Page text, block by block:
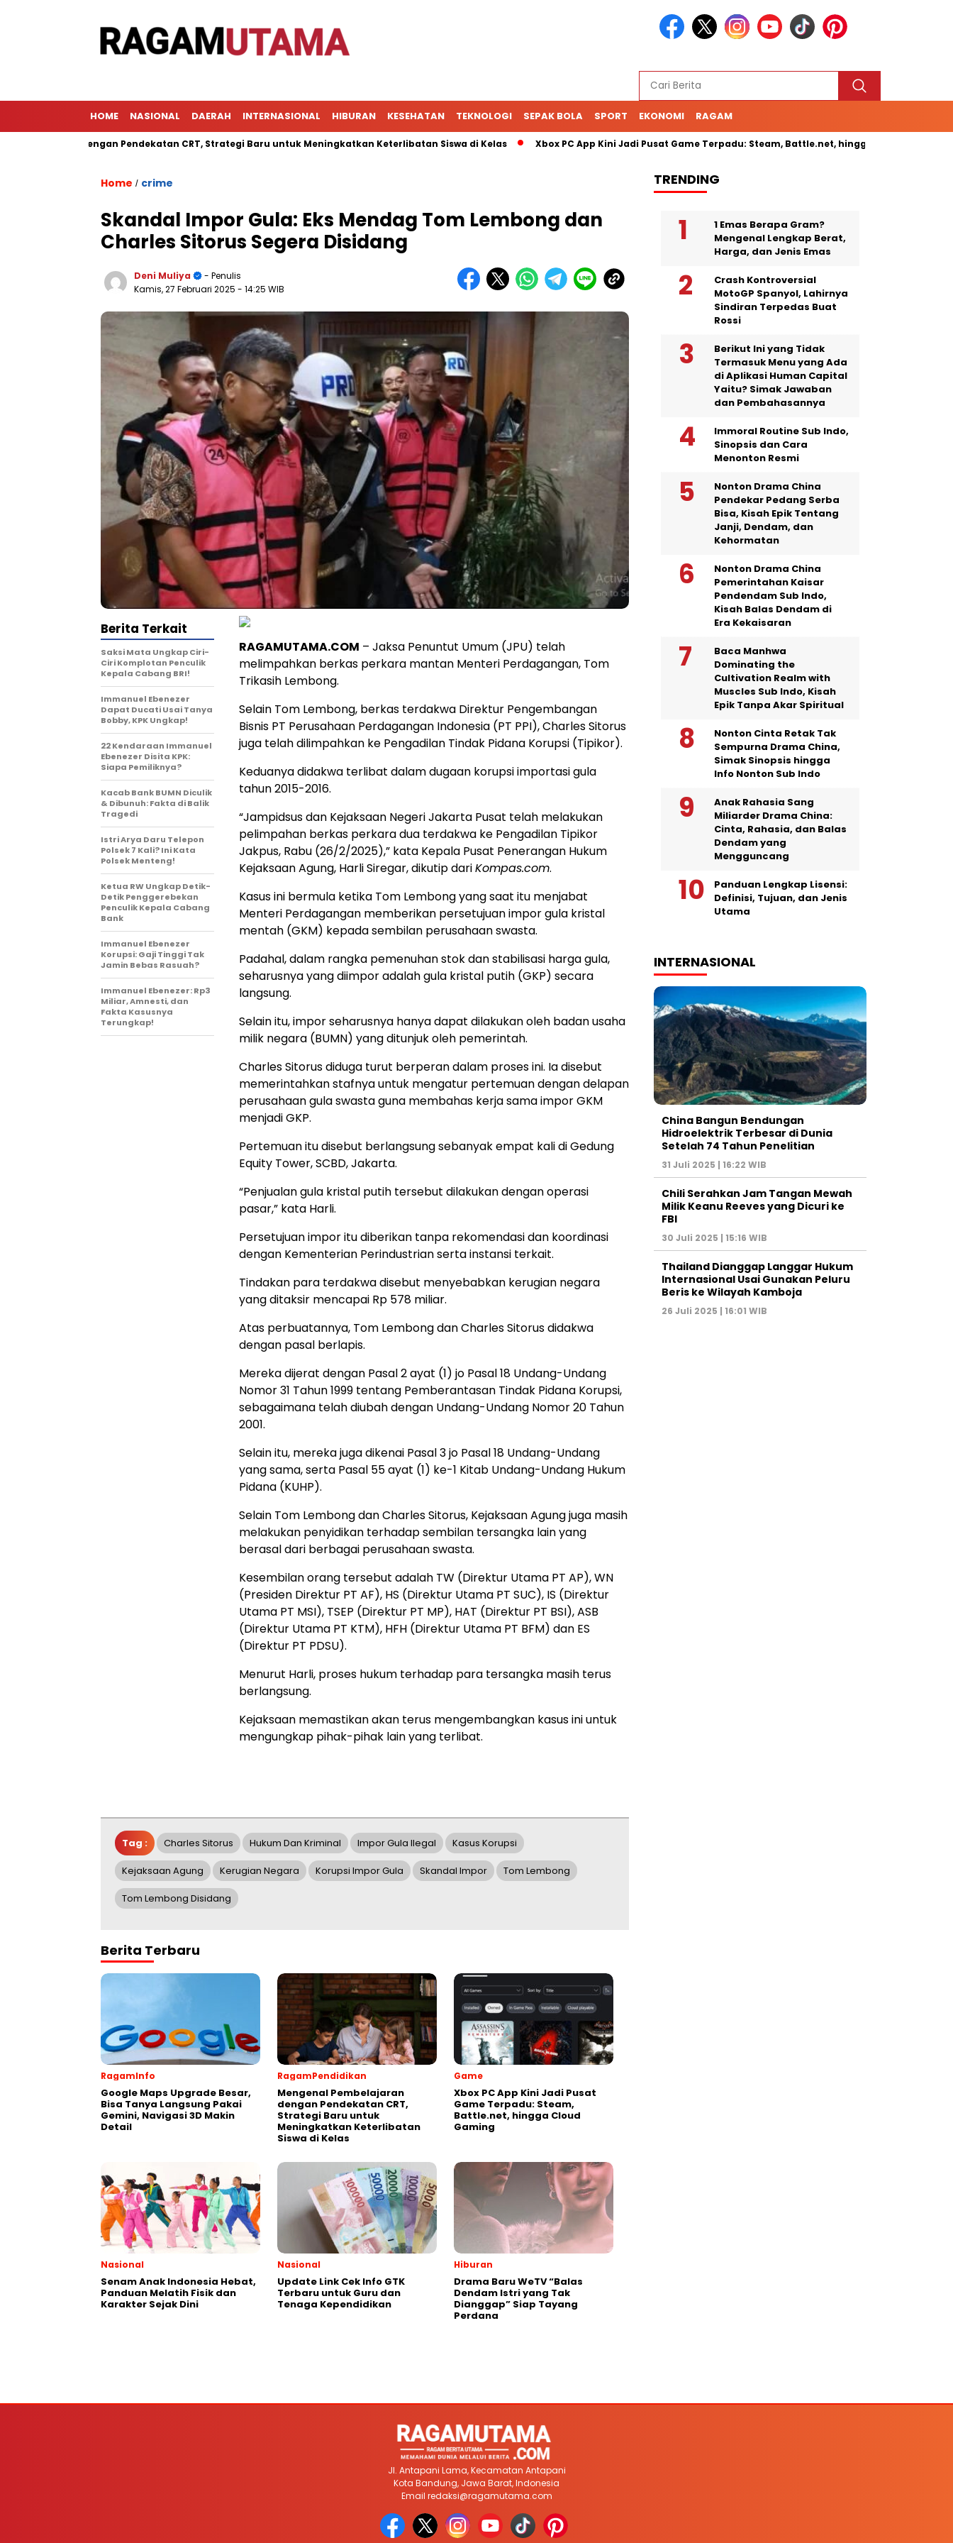
HOME NASIONAL DAERAH INTERNASIONAL HIBURAN KESEHATAN TEKNOLOGI SEPAK BOLA SPORT EKONOMI RAGAM
dengan Pendekatan CRT, Strategi Baru untuk Meningkatkan Keterlibatan Siswa di Kelas Xbox PC App Kini Jadi Pusat Game Terpadu: Steam, Battle.net, hingga Cloud Gaming
Home / crime
Skandal Impor Gula: Eks Mendag Tom Lembong dan
Charles Sitorus Segera Disidang
Deni Muliya
- Penulis
Kamis, 27 Februari 2025 - 14:25 WIB
RAGAMUTAMA.COM – Jaksa Penuntut Umum (JPU) telah
melimpahkan berkas perkara mantan Menteri Perdagangan, Tom
Trikasih Lembong.
Selain Tom Lembong, berkas terdakwa Direktur Pengembangan
Bisnis PT Perusahaan Perdagangan Indonesia (PT PPI), Charles Sitorus
juga telah dilimpahkan ke Pengadilan Tindak Pidana Korupsi (Tipikor).
Keduanya didakwa terlibat dalam dugaan korupsi importasi gula
tahun 2015-2016.
“Jampidsus dan Kejaksaan Negeri Jakarta Pusat telah melakukan
pelimpahan berkas perkara dua terdakwa ke Pengadilan Tipikor
Jakpus, Rabu (26/2/2025),” kata Kepala Pusat Penerangan Hukum
Kejaksaan Agung, Harli Siregar, dikutip dariKompas.com.
Kasus ini bermula ketika Tom Lembong yang saat itu menjabat
Menteri Perdagangan memberikan persetujuan impor gula kristal
mentah (GKM) kepada sembilan perusahaan swasta.
Padahal, dalam rangka pemenuhan stok dan stabilisasi harga gula,
seharusnya yang diimpor adalah gula kristal putih (GKP) secara
langsung.
Selain itu, impor seharusnya hanya dapat dilakukan oleh badan usaha
milik negara (BUMN) yang ditunjuk oleh pemerintah.
Charles Sitorus diduga turut berperan dalam proses ini. Ia disebut
memerintahkan stafnya untuk mengatur pertemuan dengan delapan
perusahaan gula swasta guna membahas kerja sama impor GKM
menjadi GKP.
Pertemuan itu disebut berlangsung sebanyak empat kali di Gedung
Equity Tower, SCBD, Jakarta.
“Penjualan gula kristal putih tersebut dilakukan dengan operasi
pasar,” kata Harli.
Persetujuan impor itu diberikan tanpa rekomendasi dan koordinasi
dengan Kementerian Perindustrian serta instansi terkait.
Tindakan para terdakwa disebut menyebabkan kerugian negara
yang ditaksir mencapai Rp 578 miliar.
Atas perbuatannya, Tom Lembong dan Charles Sitorus didakwa
dengan pasal berlapis.
Mereka dijerat dengan Pasal 2 ayat (1) jo Pasal 18 Undang-Undang
Nomor 31 Tahun 1999 tentang Pemberantasan Tindak Pidana Korupsi,
sebagaimana telah diubah dengan Undang-Undang Nomor 20 Tahun
2001.
Selain itu, mereka juga dikenai Pasal 3 jo Pasal 18 Undang-Undang
yang sama, serta Pasal 55 ayat (1) ke-1 Kitab Undang-Undang Hukum
Pidana (KUHP).
Selain Tom Lembong dan Charles Sitorus, Kejaksaan Agung juga masih
melakukan penyidikan terhadap sembilan tersangka lain yang
berasal dari berbagai perusahaan swasta.
Kesembilan orang tersebut adalah TW (Direktur Utama PT AP), WN
(Presiden Direktur PT AF), HS (Direktur Utama PT SUC), IS (Direktur
Utama PT MSI), TSEP (Direktur PT MP), HAT (Direktur PT BSI), ASB
(Direktur Utama PT KTM), HFH (Direktur Utama PT BFM) dan ES
(Direktur PT PDSU).
Menurut Harli, proses hukum terhadap para tersangka masih terus
berlangsung.
Kejaksaan memastikan akan terus mengembangkan kasus ini untuk
mengungkap pihak-pihak lain yang terlibat.
Berita Terkait
Saksi Mata Ungkap Ciri-
Ciri Komplotan Penculik
Kepala Cabang BRI!
Immanuel Ebenezer
Dapat Ducati Usai Tanya
Bobby, KPK Ungkap!
22 Kendaraan Immanuel
Ebenezer Disita KPK:
Siapa Pemiliknya?
Kacab Bank BUMN Diculik
& Dibunuh: Fakta di Balik
Tragedi
Istri Arya Daru Telepon
Polsek 7 Kali? Ini Kata
Polsek Menteng!
Ketua RW Ungkap Detik-
Detik Penggerebekan
Penculik Kepala Cabang
Bank
Immanuel Ebenezer
Korupsi: Gaji Tinggi Tak
Jamin Bebas Rasuah?
Immanuel Ebenezer: Rp3
Miliar, Amnesti, dan
Fakta Kasusnya
Terungkap!
Tag : Charles Sitorus Hukum Dan Kriminal Impor Gula Ilegal Kasus Korupsi
Kejaksaan Agung Kerugian Negara Korupsi Impor Gula Skandal Impor Tom Lembong
Tom Lembong Disidang
Berita Terbaru
RagamInfo
Google Maps Upgrade Besar,
Bisa Tanya Langsung Pakai
Gemini, Navigasi 3D Makin
Detail
RagamPendidikan
Mengenal Pembelajaran
dengan Pendekatan CRT,
Strategi Baru untuk
Meningkatkan Keterlibatan
Siswa di Kelas
Game
Xbox PC App Kini Jadi Pusat
Game Terpadu: Steam,
Battle.net, hingga Cloud
Gaming
Nasional
Senam Anak Indonesia Hebat,
Panduan Melatih Fisik dan
Karakter Sejak Dini
Nasional
Update Link Cek Info GTK
Terbaru untuk Guru dan
Tenaga Kependidikan
Hiburan
Drama Baru WeTV “Balas
Dendam Istri yang Tak
Dianggap” Siap Tayang
Perdana
TRENDING
1 Emas Berapa Gram?
Mengenal Lengkap Berat,
Harga, dan Jenis Emas
Crash Kontroversial
MotoGP Spanyol, Lahirnya
Sindiran Terpedas Buat
Rossi
Berikut Ini yang Tidak
Termasuk Menu yang Ada
di Aplikasi Human Capital
Yaitu? Simak Jawaban
dan Pembahasannya
Immoral Routine Sub Indo,
Sinopsis dan Cara
Menonton Resmi
Nonton Drama China
Pendekar Pedang Serba
Bisa, Kisah Epik Tentang
Janji, Dendam, dan
Kehormatan
Nonton Drama China
Pemerintahan Kaisar
Pendendam Sub Indo,
Kisah Balas Dendam di
Era Kekaisaran
Baca Manhwa
Dominating the
Cultivation Realm with
Muscles Sub Indo, Kisah
Epik Tanpa Akar Spiritual
Nonton Cinta Retak Tak
Sempurna Drama China,
Simak Sinopsis hingga
Info Nonton Sub Indo
Anak Rahasia Sang
Miliarder Drama China:
Cinta, Rahasia, dan Balas
Dendam yang
Mengguncang
Panduan Lengkap Lisensi:
Definisi, Tujuan, dan Jenis
Utama
INTERNASIONAL
China Bangun Bendungan
Hidroelektrik Terbesar di Dunia
Setelah 74 Tahun Penelitian
31 Juli 2025 | 16:22 WIB
Chili Serahkan Jam Tangan Mewah
Milik Keanu Reeves yang Dicuri ke
FBI
30 Juli 2025 | 15:16 WIB
Thailand Dianggap Langgar Hukum
Internasional Usai Gunakan Peluru
Beris ke Wilayah Kamboja
26 Juli 2025 | 16:01 WIB
Jl. Antapani Lama, Kecamatan Antapani
Kota Bandung, Jawa Barat, Indonesia
Email redaksi@ragamutama.com